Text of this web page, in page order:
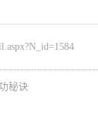
秘诀